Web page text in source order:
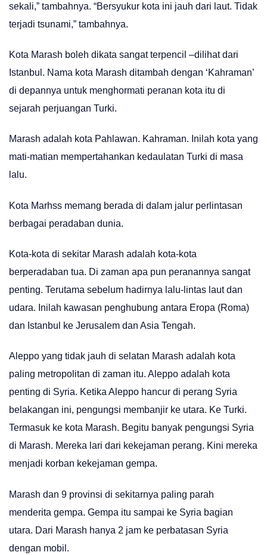
sekali,” tambahnya. “Bersyukur kota ini jauh dari laut. Tidak
terjadi tsunami,” tambahnya.
Kota Marash boleh dikata sangat terpencil –dilihat dari
Istanbul. Nama kota Marash ditambah dengan ‘Kahraman’
di depannya untuk menghormati peranan kota itu di
sejarah perjuangan Turki.
Marash adalah kota Pahlawan. Kahraman. Inilah kota yang
mati-matian mempertahankan kedaulatan Turki di masa
lalu.
Kota Marhss memang berada di dalam jalur perlintasan
berbagai peradaban dunia.
Kota-kota di sekitar Marash adalah kota-kota
berperadaban tua. Di zaman apa pun peranannya sangat
penting. Terutama sebelum hadirnya lalu-lintas laut dan
udara. Inilah kawasan penghubung antara Eropa (Roma)
dan Istanbul ke Jerusalem dan Asia Tengah.
Aleppo yang tidak jauh di selatan Marash adalah kota
paling metropolitan di zaman itu. Aleppo adalah kota
penting di Syria. Ketika Aleppo hancur di perang Syria
belakangan ini, pengungsi membanjir ke utara. Ke Turki.
Termasuk ke kota Marash. Begitu banyak pengungsi Syria
di Marash. Mereka lari dari kekejaman perang. Kini mereka
menjadi korban kekejaman gempa.
Marash dan 9 provinsi di sekitarnya paling parah
menderita gempa. Gempa itu sampai ke Syria bagian
utara. Dari Marash hanya 2 jam ke perbatasan Syria
dengan mobil.